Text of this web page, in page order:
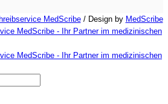
MedScribe/ Design by MedScribe